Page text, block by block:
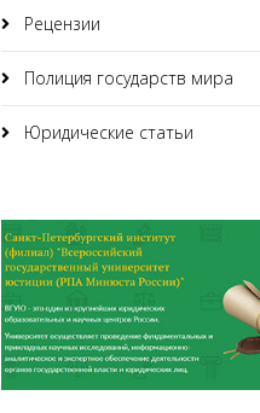
Рецензии
Полиция государств мира
Юридические статьи